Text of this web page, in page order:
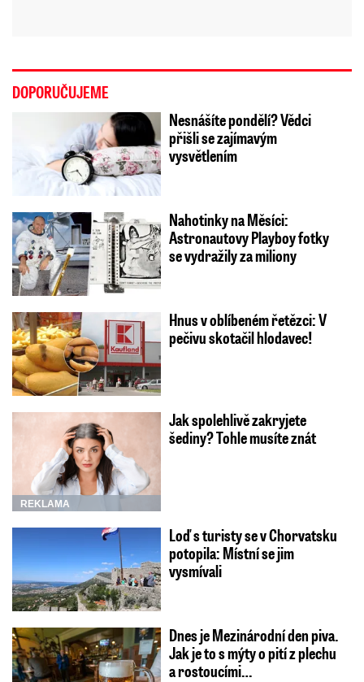
DOPORUČUJEME
Nesnášíte pondělí? Vědci
přišli se zajímavým
vysvětlením
Nahotinky na Měsíci:
Astronautovy Playboy fotky
se vydražily za miliony
Hnus v oblíbeném řetězci: V
pečivu skotačil hlodavec!
REKLAMA
Jak spolehlivě zakryjete
šediny? Tohle musíte znát
Loď s turisty se v Chorvatsku
potopila: Místní se jim
vysmívali
Dnes je Mezinárodní den piva.
Jak je to s mýty o pití z plechu
a rostoucími…